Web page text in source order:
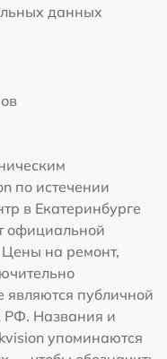
данных
по истечении
в Екатеринбурге
официальной
Цены на ремонт,
являются публичной
РФ. Названия и
упоминаются